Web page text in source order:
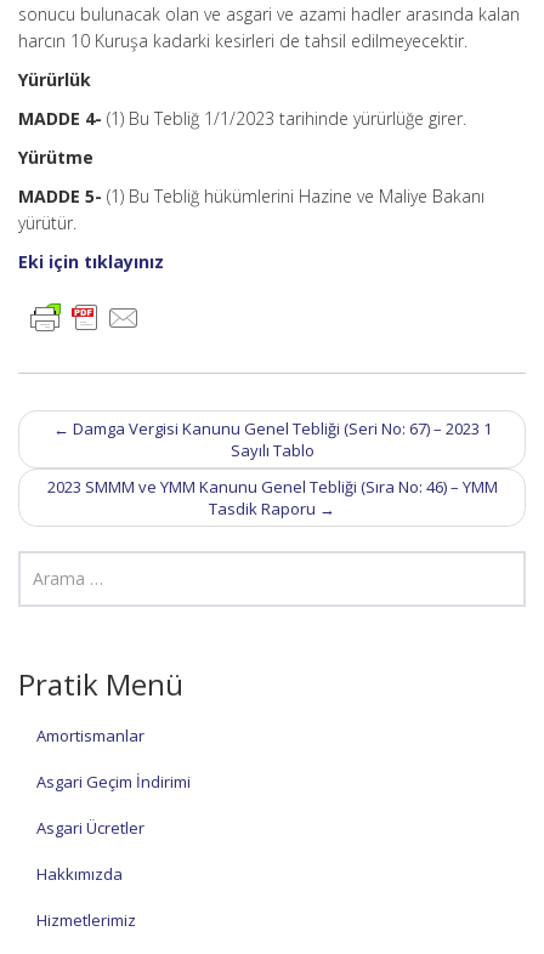
sonucu bulunacak olan ve asgari ve azami hadler arasında kalan
harcın 10 Kuruşa kadarki kesirleri de tahsil edilmeyecektir.
Yürürlük
MADDE 4- (1) Bu Tebliğ 1/1/2023 tarihinde yürürlüğe girer.
Yürütme
MADDE 5- (1) Bu Tebliğ hükümlerini Hazine ve Maliye Bakanı
yürütür.
Eki için tıklayınız
Post
navigation
← Damga Vergisi Kanunu Genel Tebliği (Seri No: 67) – 2023 1
Sayılı Tablo
2023 SMMM ve YMM Kanunu Genel Tebliği (Sıra No: 46) – YMM
Tasdik Raporu →
Pratik Menü
Amortismanlar
Asgari Geçim İndirimi
Asgari Ücretler
Hakkımızda
Hizmetlerimiz